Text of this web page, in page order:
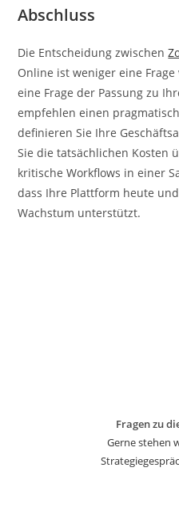
Abschluss
Die Entscheidung zwischen
Online ist weniger eine
eine Frage der Passung zu
empfehlen einen
definieren Sie Ihre
Sie die tatsächlichen Kosten
kritische Workflows in einer
dass Ihre Plattform heute
Wachstum unterstützt.
Fragen zu
Gerne stehen